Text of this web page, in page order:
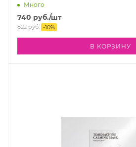
Много
740 руб./шт
822руб. -10%
В КОРЗИНУ